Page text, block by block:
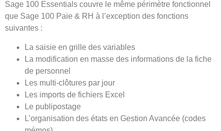
Sage 100 Essentials couvre le même périmètre fonctionnel
que Sage 100 Paie & RH à l’exception des fonctions
suivantes :
La saisie en grille des variables
La modification en masse des informations de la fiche
de personnel
Les multi-clôtures par jour
Les imports de fichiers Excel
Le publipostage
L’organisation des états en Gestion Avancée (codes